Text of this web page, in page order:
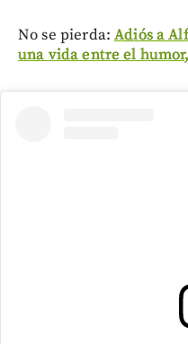
No se pierda:Adiós a
una vida entre el